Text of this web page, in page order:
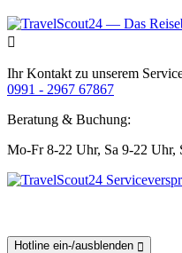
Ihr Kontakt zu unserem
0991 - 2967 67867
Beratung & Buchung:
Mo-Fr 8-22 Uhr, Sa 9-22 Uhr,
Hotline ein-/ausblenden